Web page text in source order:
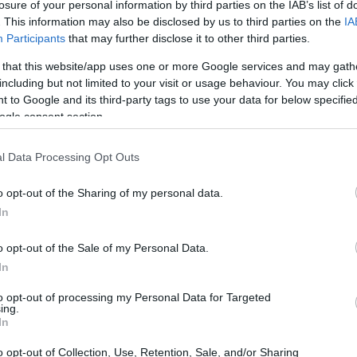
of your personal information by third parties on the IAB’s list of
This information may also be disclosed by us to third parties on the
Participants that may further disclose it to other third parties.
that this website/app uses one or more Google services and may
but not limited to your visit or usage behaviour. You may
to Google and its third-party tags to use your data for below
consent section.
Data Processing Opt Outs
opt-out of the Sharing of my personal data.
opt-out of the Sale of my Personal Data.
opt-out of processing my Personal Data for Targeted
opt-out of Collection, Use, Retention, Sale, and/or Sharing
extrema. Los precios pueden subir o bajar
por la oferta y la demanda. Los grandes
manipular el mercado comprando o vendiendo
directamente los precios.